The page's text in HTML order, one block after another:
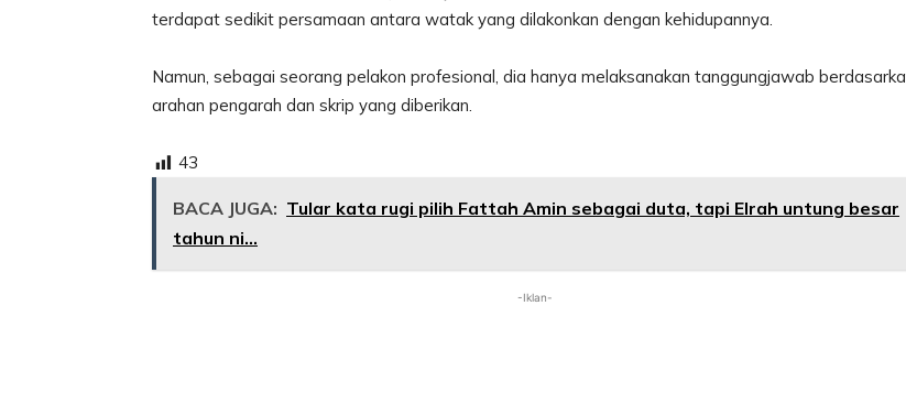
terdapat sedikit persamaan antara watak yang dilakonkan dengan kehidupannya.
Namun, sebagai seorang pelakon profesional, dia hanya melaksanakan tanggungjawab
arahan pengarah dan skrip yang diberikan.
43
BACA JUGA: Tular kata rugi pilih Fattah Amin sebagai duta, tapi Elrah untung besar
tahun ni...
-Iklan-